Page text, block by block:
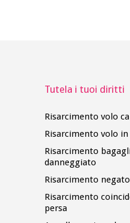
Tutela i tuoi diritti
Risarcimento volo
Risarcimento volo
Risarcimento
danneggiato
Risarcimento
Risarcimento
persa